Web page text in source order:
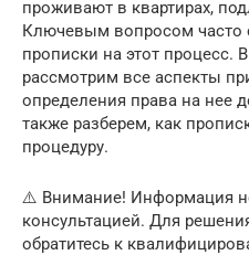
проживают в квартирах,
Ключевым вопросом часто
прописки на этот процесс.
рассмотрим все аспекты
определения права на нее
также разберем, как
процедуру.
⚠️ Внимание! Информация
консультацией. Для
обратитесь к